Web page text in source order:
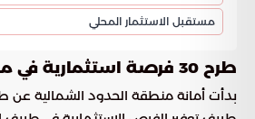
مستقبل الاستثمار المحلي
طرح 30 فرصة استثمارية في محافظة طريف
بدأت أمانة منطقة الحدود الشمالية عن